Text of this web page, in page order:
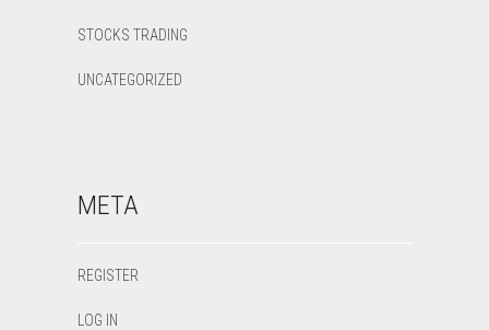
STOCKS TRADING
UNCATEGORIZED
META
REGISTER
LOG IN